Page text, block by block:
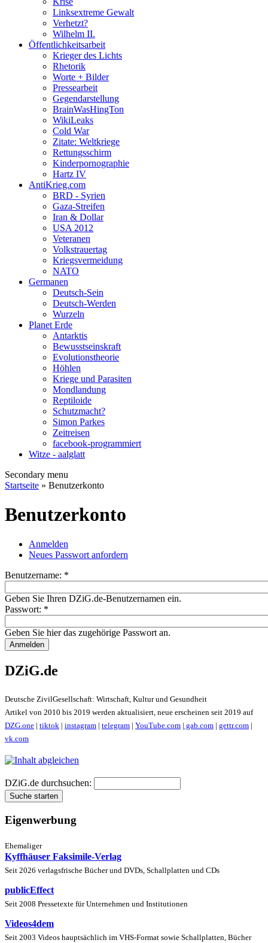
Linksextreme Gewalt
Verhetzt?
Wilhelm II.
Öffentlichkeitsarbeit
Krieger des Lichts
Rhetorik
Worte + Bilder
Pressearbeit
Gegendarstellung
BrainWasHingTon
WikiLeaks
Cold War
Zitate: Weltkriege
Rettungsschirm
Kinderpornographie
Hartz IV
AntiKrieg.com
BRD - Syrien
Gaza-Streifen
Iran & Dollar
USA 2012
Veteranen
Volkstrauertag
Kriegsvermeidung
NATO
Germanen
Deutsch-Sein
Deutsch-Werden
Wurzeln
Planet Erde
Antarktis
Bewusstseinskraft
Evolutionstheorie
Höhlen
Kriege und Parasiten
Mondlandung
Reptiloide
Schutzmacht?
Simon Parkes
Zeitreisen
facebook-programmiert
Witze - aalglatt
Secondary menu
Startseite » Benutzerkonto
Benutzerkonto
Anmelden
Neues Passwort anfordern
Benutzername: *
Geben Sie Ihren DZiG.de-Benutzernamen ein.
Passwort: *
Geben Sie hier das zugehörige Passwort an.
DZiG.de
Deutsche ZivilGesellschaft: Wirtschaft, Kultur und Gesundheit
Artikel von 2010 bis 2019 werden aktualisiert, neue erscheinen seit 2019 auf
DZG.one | tiktok | instagram | telegram | YouTube.com | gab.com | gettr.com |
vk.com
DZiG.de durchsuchen:
Eigenwerbung
Ehemaliger
Kyffhäuser Faksimile-Verlag
Seit 2026 verlagsfrische Bücher und DVDs, Schallplatten und CDs
publicEffect
Seit 2008 Pressetexte für Unternehmen und Institutionen
Videos4dem
Seit 2003 Videos hauptsächlich im VHS-Format sowie Schallplatten, Bücher